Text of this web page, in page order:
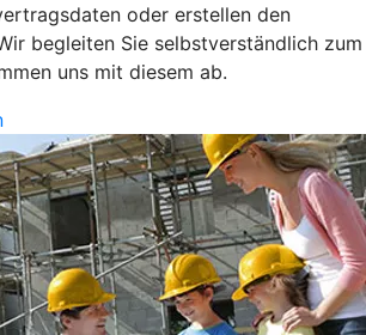
oder erstellen den
begleiten Sie selbstverständlich zum
uns mit diesem ab.